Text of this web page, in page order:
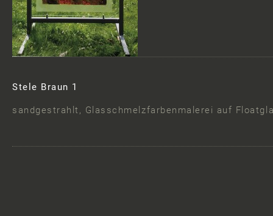
Stele Braun 1
sandgestrahlt, Glasschmelzfarbenmalerei auf